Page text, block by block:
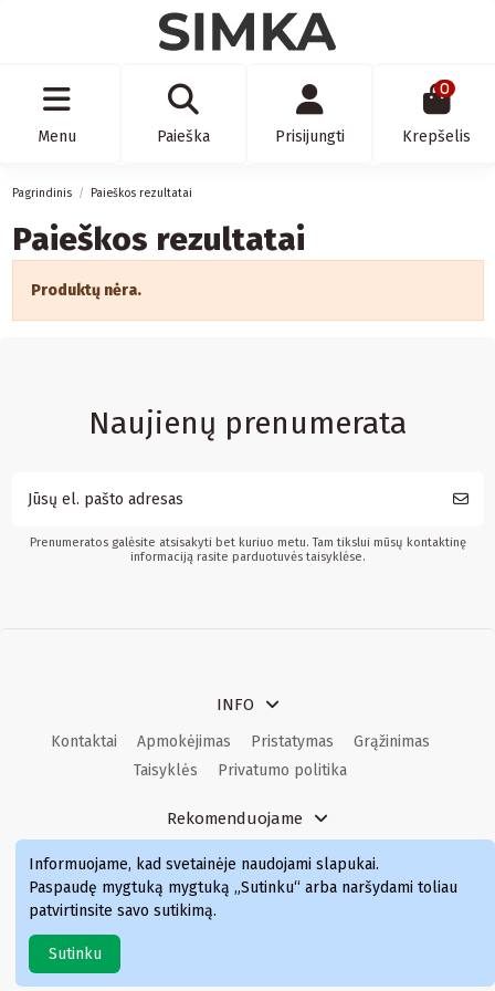
Menu Paieška Prisijungti
0
Krepšelis
Pagrindinis Paieškos rezultatai
Paieškos rezultatai
Produktų nėra.
Naujienų prenumerata
Prenumeratos galėsite atsisakyti bet kuriuo metu. Tam tikslui mūsų kontaktinę
informaciją rasite parduotuvės taisyklėse.
INFO
Kontaktai Apmokėjimas Pristatymas
Grąžinimas
Taisyklės
Privatumo politika
Rekomenduojame
Kvepalai Kvepalai moterims
Kvepalai vyrams
Kvepalai moterims
Kvepalai
Informuojame, kad svetainėje naudojami slapukai.
Paspaudę mygtuką mygtuką „Sutinku“ arba naršydami toliau
patvirtinsite savo sutikimą.
Sutinku